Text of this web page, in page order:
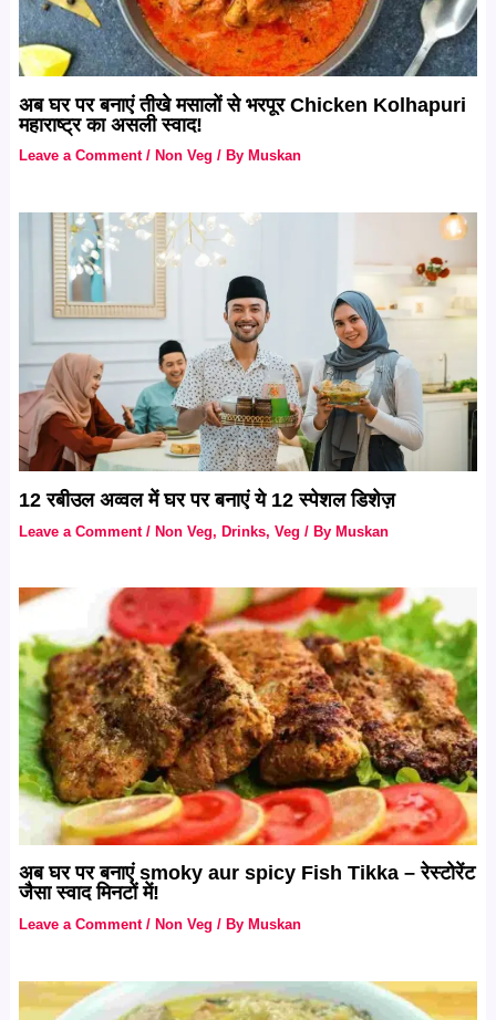
अब घर पर बनाएं तीखे मसालों से भरपूर Chicken Kolhapuri
महाराष्ट्र का असली स्वाद!
Leave a Comment / Non Veg / By Muskan
12 रबीउल अव्वल में घर पर बनाएं ये 12 स्पेशल डिशेज़
Leave a Comment /Non Veg,Drinks,Veg / ByMuskan
अब घर पर बनाएं smoky aur spicy Fish Tikka – रेस्टोरेंट
जैसा स्वाद मिनटों में!
Leave a Comment / Non Veg / By Muskan